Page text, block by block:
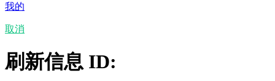
我的
取消
刷新信息 ID: